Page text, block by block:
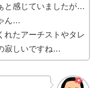
と感じていましたが…
ん…
れたアーチストやタレ
寂しいですね…